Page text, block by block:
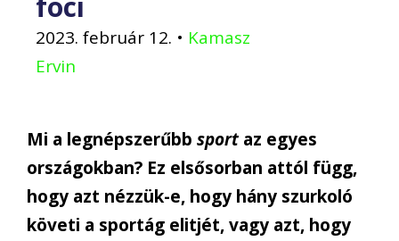
2023. február 12. • Kamasz
Ervin
Mi a legnépszerűbb sport az egyes
országokban? Ez elsősorban attól függ,
hogy azt nézzük-e, hogy hány szurkoló
követi a sportág elitjét, vagy azt, hogy